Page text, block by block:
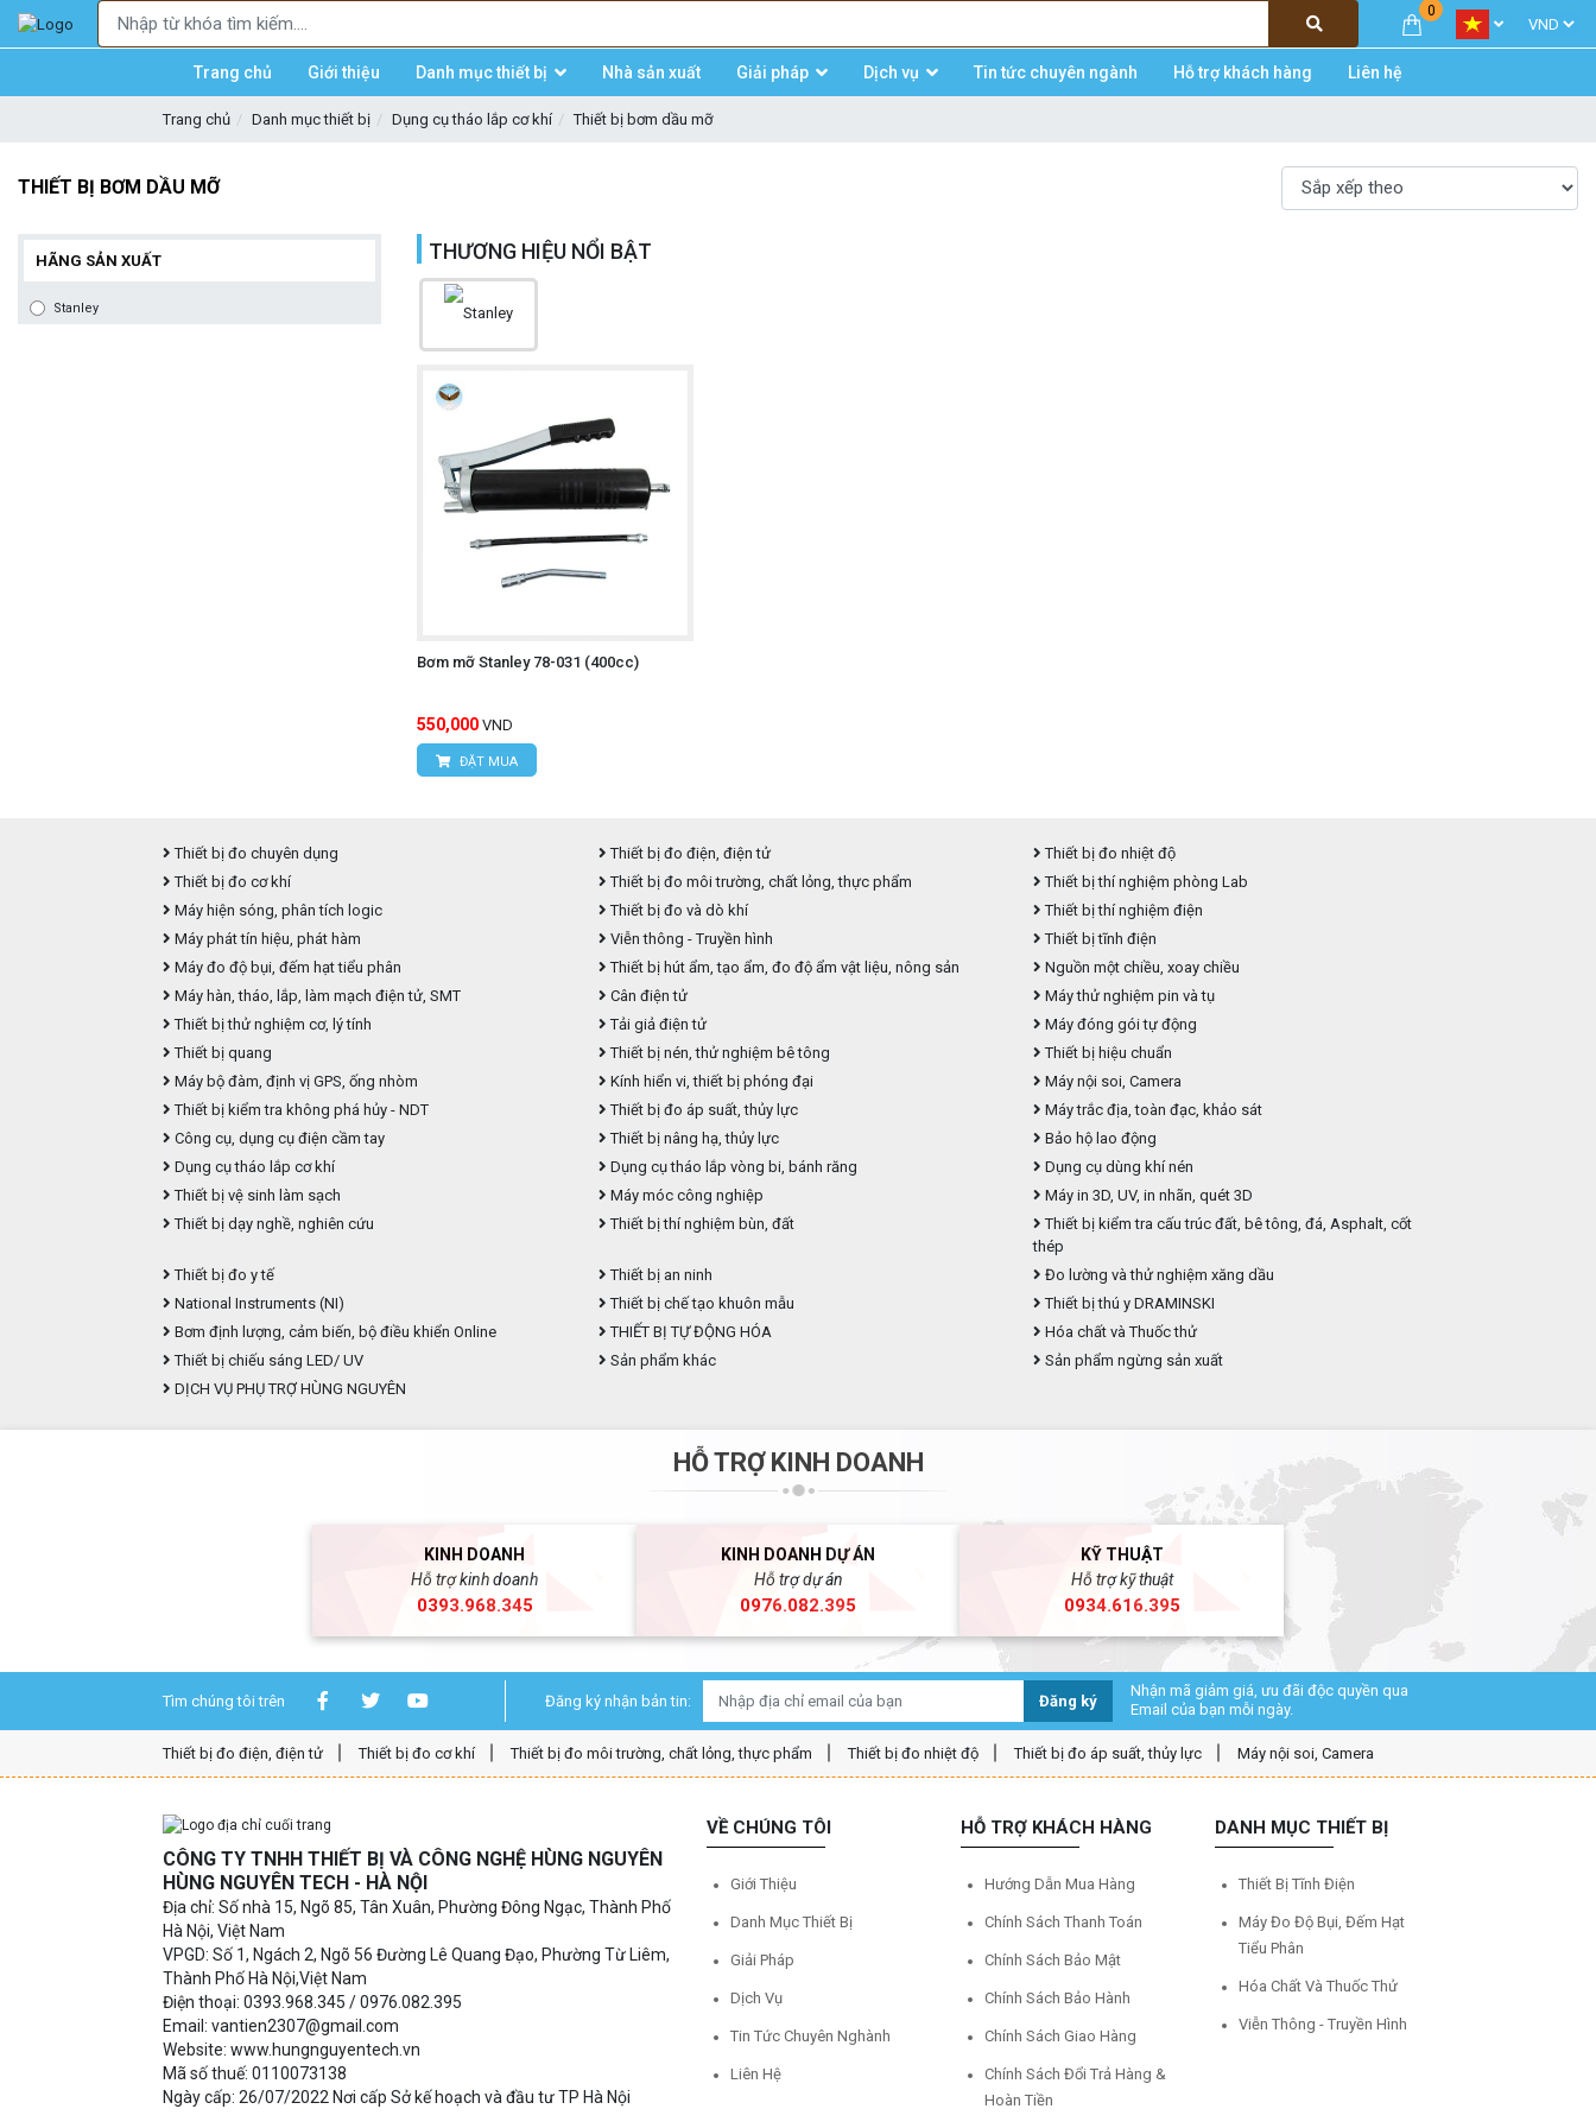
0
Trang chủ Giới thiệu Danh mục thiết bị Nhà sản xuất Giải pháp Dịch vụ Tin tức chuyên ngành Hỗ trợ khách hàng Liên hệ
Trang chủ Danh mục thiết bị Dụng cụ tháo lắp cơ khí Thiết bị bơm dầu mỡ
THIẾT BỊ BƠM DẦU MỠ
THƯƠNG HIỆU NỔI BẬT
Bơm mỡ Stanley 78-031 (400cc)
550,000 VND
ĐẶT MUA
HÃNG SẢN XUẤT
Stanley
Thiết bị đo chuyên dụng Thiết bị đo điện, điện tử
Thiết bị đo nhiệt độ
Thiết bị đo cơ khí
Thiết bị đo môi trường, chất lỏng, thực phẩm
Thiết bị thí nghiệm phòng Lab
Máy hiện sóng, phân tích logic
Thiết bị đo và dò khí
Thiết bị thí nghiệm điện
Máy phát tín hiệu, phát hàm
Viễn thông - Truyền hình
Thiết bị tĩnh điện
Máy đo độ bụi, đếm hạt tiểu phân
Thiết bị hút ẩm, tạo ẩm, đo độ ẩm vật liệu, nông sản
Nguồn một chiều, xoay chiều
Máy hàn, tháo, lắp, làm mạch điện tử, SMT
Cân điện tử
Máy thử nghiệm pin và tụ
Thiết bị thử nghiệm cơ, lý tính
Tải giả điện tử
Máy đóng gói tự động
Thiết bị quang
Thiết bị nén, thử nghiệm bê tông
Thiết bị hiệu chuẩn
Máy bộ đàm, định vị GPS, ống nhòm
Kính hiển vi, thiết bị phóng đại
Máy nội soi, Camera
Thiết bị kiểm tra không phá hủy - NDT
Thiết bị đo áp suất, thủy lực
Máy trắc địa, toàn đạc, khảo sát
Công cụ, dụng cụ điện cầm tay
Thiết bị nâng hạ, thủy lực
Bảo hộ lao động
Dụng cụ tháo lắp cơ khí
Dụng cụ tháo lắp vòng bi, bánh răng
Dụng cụ dùng khí nén
Thiết bị vệ sinh làm sạch
Máy móc công nghiệp
Máy in 3D, UV, in nhãn, quét 3D
Thiết bị dạy nghề, nghiên cứu
Thiết bị thí nghiệm bùn, đất
Thiết bị kiểm tra cấu trúc đất, bê tông, đá, Asphalt, cốt
thép
Thiết bị đo y tế
Thiết bị an ninh
Đo lường và thử nghiệm xăng dầu
National Instruments (NI)
Thiết bị chế tạo khuôn mẫu
Thiết bị thú y DRAMINSKI
Bơm định lượng, cảm biến, bộ điều khiển Online
THIẾT BỊ TỰ ĐỘNG HÓA
Hóa chất và Thuốc thử
Thiết bị chiếu sáng LED/ UV
Sản phẩm khác
Sản phẩm ngừng sản xuất
DỊCH VỤ PHỤ TRỢ HÙNG NGUYÊN
HỖ TRỢ KINH DOANH
KINH DOANH
Hỗ trợ kinh doanh
0393.968.345
KINH DOANH DỰ ÁN
Hỗ trợ dự án
0976.082.395
KỸ THUẬT
Hỗ trợ kỹ thuật
0934.616.395
Tìm chúng tôi trên Đăng ký nhận bản tin: Đăng ký
Nhận mã giảm giá, ưu đãi độc quyền qua
Email của bạn mỗi ngày.
Thiết bị đo điện, điện tử Thiết bị đo cơ khí Thiết bị đo môi trường, chất lỏng, thực phẩm Thiết bị đo nhiệt độ Thiết bị đo áp suất, thủy lực Máy nội soi, Camera
CÔNG TY TNHH THIẾT BỊ VÀ CÔNG NGHỆ HÙNG NGUYÊN
HÙNG NGUYÊN TECH - HÀ NỘI
Địa chỉ: Số nhà 15, Ngõ 85, Tân Xuân, Phường Đông Ngạc, Thành Phố
Hà Nội, Việt Nam
VPGD: Số 1, Ngách 2, Ngõ 56 Đường Lê Quang Đạo, Phường Từ Liêm,
Thành Phố Hà Nội,Việt Nam
Điện thoại: 0393.968.345 / 0976.082.395
Email: vantien2307@gmail.com
Website: www.hungnguyentech.vn
Mã số thuế: 0110073138
Ngày cấp: 26/07/2022 Nơi cấp Sở kế hoạch và đầu tư TP Hà Nội
VỀ CHÚNG TÔI
Giới Thiệu
Danh Mục Thiết Bị
Giải Pháp
Dịch Vụ
Tin Tức Chuyên Nghành
Liên Hệ
HỖ TRỢ KHÁCH HÀNG
Hướng Dẫn Mua Hàng
Chính Sách Thanh Toán
Chính Sách Bảo Mật
Chính Sách Bảo Hành
Chính Sách Giao Hàng
Chính Sách Đổi Trả Hàng &
Hoàn Tiền
DANH MỤC THIẾT BỊ
Thiết Bị Tĩnh Điện
Máy Đo Độ Bụi, Đếm Hạt
Tiểu Phân
Hóa Chất Và Thuốc Thử
Viễn Thông - Truyền Hình